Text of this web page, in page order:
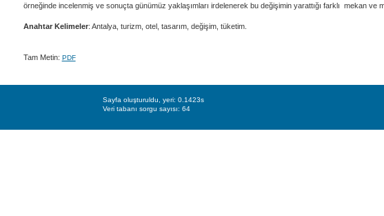
örneğinde incelenmiş ve sonuçta günümüz yaklaşımları irdelenerek bu değişimin yarattığı farklı mekan ve
Anahtar Kelimeler: Antalya, turizm, otel, tasarım, değişim, tüketim.
Tam Metin: PDF
Sayfa oluşturuldu, yeri: 0.1423s
Veri tabanı sorgu sayısı: 64